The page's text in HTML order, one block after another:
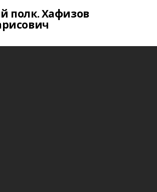
полк. Хафизов